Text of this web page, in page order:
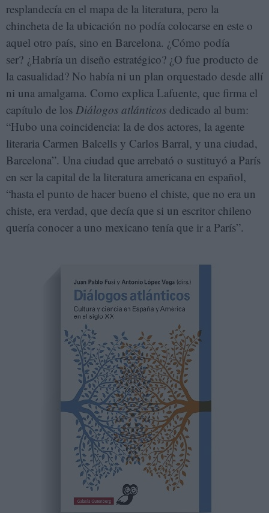
resplandecía en el mapa de la literatura, pero la
chincheta de la ubicación no podía colocarse en este o
aquel otro país, sino en Barcelona. ¿Cómo podía
ser? ¿Habría un diseño estratégico? ¿O fue producto de
la casualidad? No había ni un plan orquestado desde allí
ni una amalgama. Como explica Lafuente, que firma el
capítulo de los Diálogos atlánticos dedicado al bum:
“Hubo una coincidencia: la de dos actores, la agente
literaria Carmen Balcells y Carlos Barral, y una ciudad,
Barcelona”. Una ciudad que arrebató o sustituyó a París
en ser la capital de la literatura americana en español,
“hasta el punto de hacer bueno el chiste, que no era un
chiste, era verdad, que decía que si un escritor chileno
quería conocer a uno mexicano tenía que ir a París”.